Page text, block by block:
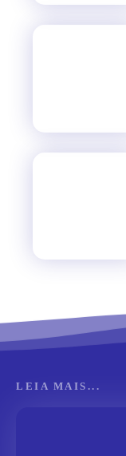
LEIA MAIS...